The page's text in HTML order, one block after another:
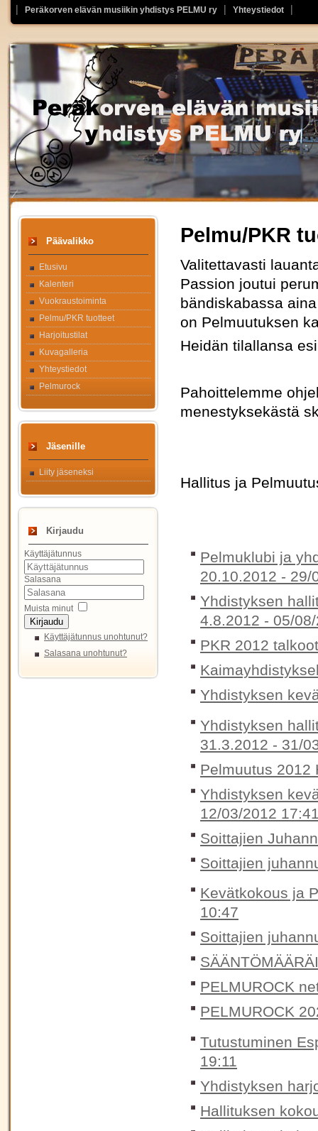
Peräkorven elävän musiikin yhdistys PELMU ry Yhteystiedot
Päävalikko
Etusivu
Kalenteri
Vuokraustoiminta
Pelmu/PKR tuotteet
Harjoitustilat
Kuvagalleria
Yhteystiedot
Pelmurock
Jäsenille
Liity jäseneksi
Kirjaudu
Käyttäjätunnus
Salasana
Muista minut
Kirjaudu
Käyttäjätunnus unohtunut?
Salasana unohtunut?
Pelmu/PKR
Valitettavasti
Passion joutui
bändiskabassa
on Pelmuutuksen
Heidän tilallansa
Pahoittelemme
menestyksekästä
Hallitus ja
Pelmuklubi ja
20.10.2012 - 29/
Yhdistyksen
4.8.2012 - 05/
PKR 2012
Yhdistyksen
Yhdistyksen
31.3.2012 - 31/
Pelmuutus
Yhdistyksen
12/03/2012
Soittajien
Soittajien
Kevätkokous ja
10:47
Soittajien
PELMUROCK
PELMUROCK
Tutustuminen
19:11
Yhdistyksen
Hallituksen